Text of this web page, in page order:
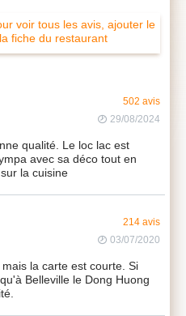
voir tous les avis, ajouter le
fiche du restaurant
502 avis
29/08/2024
qualité. Le loc lac est
avec sa déco tout en
la cuisine
214 avis
03/07/2020
la carte est courte. Si
Belleville le Dong Huong